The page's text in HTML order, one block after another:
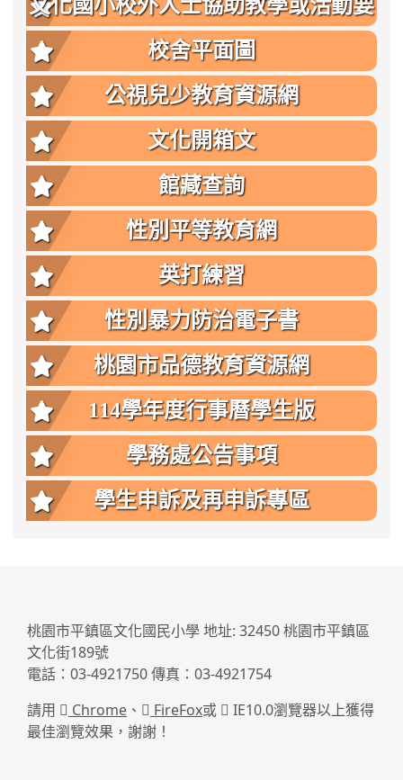
文化國小校外人士協助教學或活動要
點
校舍平面圖
公視兒少教育資源網
文化開箱文
館藏查詢
性別平等教育網
英打練習
性別暴力防治電子書
桃園市品德教育資源網
114學年度行事曆學生版
學務處公告事項
學生申訴及再申訴專區
桃園市平鎮區文化國民小學 地址: 32450 桃園市平鎮區
文化街189號
電話：03-4921750 傳真：03-4921754
請用
Chrome 、 FireFox或
IE10.0瀏覽器以上獲得
最佳瀏覽效果，謝謝！